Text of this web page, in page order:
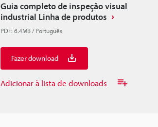
Guia completo de inspeção visual
industrial Linha de produtos
PDF: 6.4MB/Português
Fazer download
Adicionar à lista de downloads